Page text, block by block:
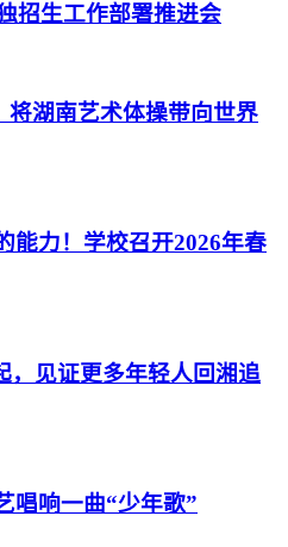
招生工作部署推进会
将湖南艺术体操带向世界
能力！学校召开2026年春
，见证更多年轻人回湘追
唱响一曲“少年歌”